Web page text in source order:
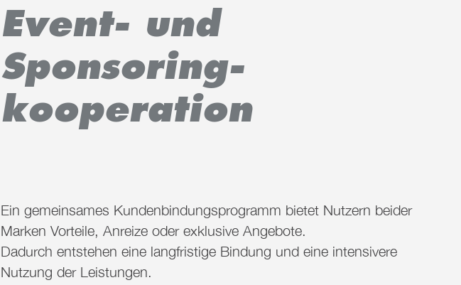
Event- und
Sponsoring-
kooperation
Ein gemeinsames Kundenbindungsprogramm bietet Nutzern beider
Marken Vorteile, Anreize oder exklusive Angebote.
Dadurch entstehen eine langfristige Bindung und eine intensivere
Nutzung der Leistungen.